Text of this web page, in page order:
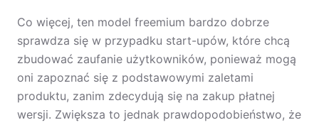
Co więcej, ten model freemium bardzo dobrze
sprawdza się w przypadku start-upów, które chcą
zbudować zaufanie użytkowników, ponieważ mogą
oni zapoznać się z podstawowymi zaletami
produktu, zanim zdecydują się na zakup płatnej
wersji. Zwiększa to jednak prawdopodobieństwo, że